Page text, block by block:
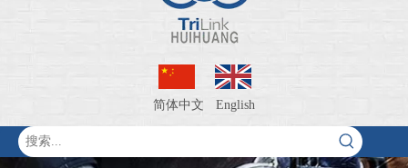
简体中文 English